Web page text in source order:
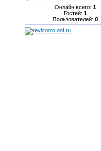
Онлайн всего: 1
Гостей: 1
Пользователей: 0